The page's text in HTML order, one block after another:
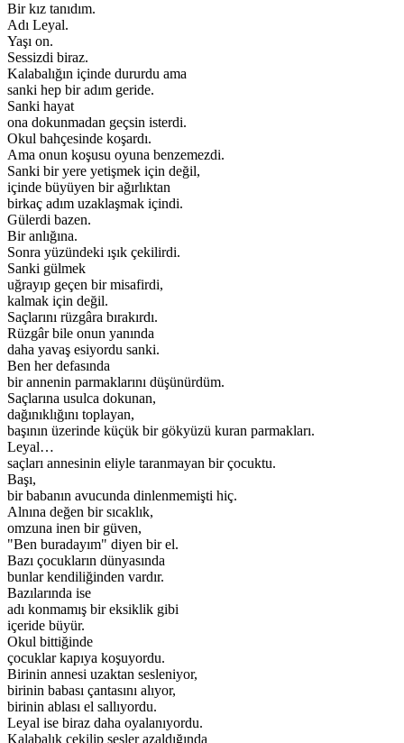
Bir kız tanıdım.
Adı Leyal.
Yaşı on.
Sessizdi biraz.
Kalabalığın içinde dururdu ama
sanki hep bir adım geride.
Sanki hayat
ona dokunmadan geçsin isterdi.
Okul bahçesinde koşardı.
Ama onun koşusu oyuna benzemezdi.
Sanki bir yere yetişmek için değil,
içinde büyüyen bir ağırlıktan
birkaç adım uzaklaşmak içindi.
Gülerdi bazen.
Bir anlığına.
Sonra yüzündeki ışık çekilirdi.
Sanki gülmek
uğrayıp geçen bir misafirdi,
kalmak için değil.
Saçlarını rüzgâra bırakırdı.
Rüzgâr bile onun yanında
daha yavaş esiyordu sanki.
Ben her defasında
bir annenin parmaklarını düşünürdüm.
Saçlarına usulca dokunan,
dağınıklığını toplayan,
başının üzerinde küçük bir gökyüzü kuran parmakları.
Leyal…
saçları annesinin eliyle taranmayan bir çocuktu.
Başı,
bir babanın avucunda dinlenmemişti hiç.
Alnına değen bir sıcaklık,
omzuna inen bir güven,
"Ben buradayım" diyen bir el.
Bazı çocukların dünyasında
bunlar kendiliğinden vardır.
Bazılarında ise
adı konmamış bir eksiklik gibi
içeride büyür.
Okul bittiğinde
çocuklar kapıya koşuyordu.
Birinin annesi uzaktan sesleniyor,
birinin babası çantasını alıyor,
birinin ablası el sallıyordu.
Leyal ise biraz daha oyalanıyordu.
Kalabalık çekilip sesler azaldığında